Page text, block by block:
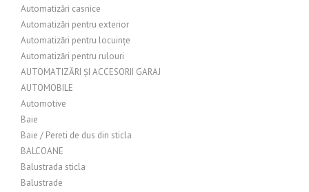
Automatizări casnice
Automatizări pentru exterior
Automatizări pentru locuințe
Automatizări pentru rulouri
AUTOMATIZĂRI ȘI ACCESORII GARAJ
AUTOMOBILE
Automotive
Baie
Baie / Pereti de dus din sticla
BALCOANE
Balustrada sticla
Balustrade